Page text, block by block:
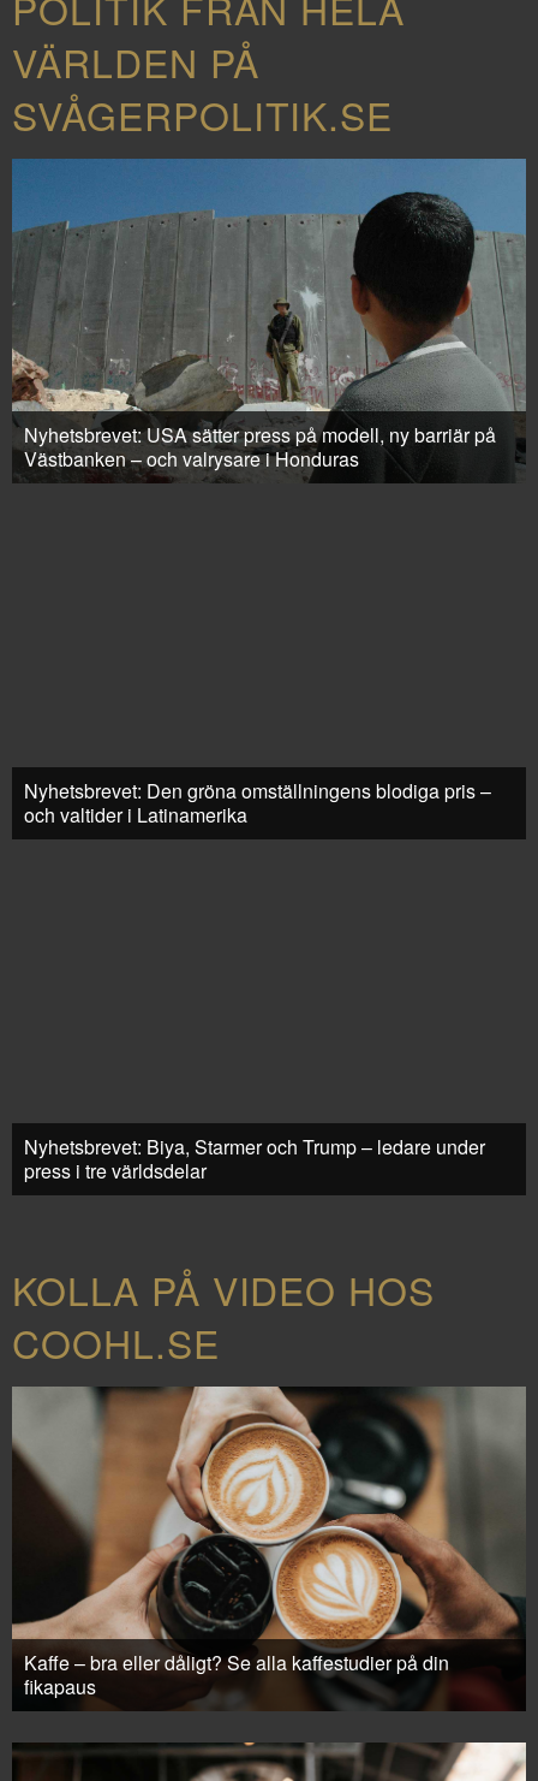
VÄRLDEN PÅ
SVÅGERPOLITIK.SE
Nyhetsbrevet: USA sätter press på modell, ny barriär på
Västbanken – och valrysare i Honduras
Nyhetsbrevet: Den gröna omställningens blodiga pris –
och valtider i Latinamerika
Nyhetsbrevet: Biya, Starmer och Trump – ledare under
press i tre världsdelar
KOLLA PÅ VIDEO HOS
COOHL.SE
Kaffe – bra eller dåligt? Se alla kaffestudier på din
fikapaus